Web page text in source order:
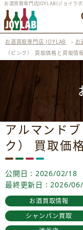
お酒買取専門店JOYLAB(ジョイラ
お酒買取専門店 JOYLAB › お
（ピンク） 買取価格と買取情
アルマンド
ク） 買取価
公開日 : 2026/02/18
最終更新日 : 2026/
お酒買取情報
シャンパン買取